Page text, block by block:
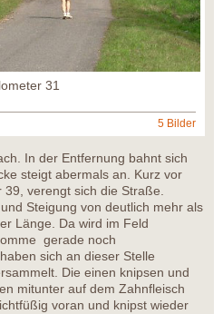
31
5 Bilder
In der Entfernung bahnt sich
steigt abermals an. Kurz vor
verengt sich die Straße.
Steigung von deutlich mehr als
Länge. Da wird im Feld
gerade noch
sich an dieser Stelle
Die einen knipsen und
mitunter auf dem Zahnfleisch
voran und knipst wieder